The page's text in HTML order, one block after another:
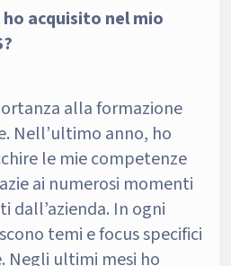
acquisito nel mio
alla formazione
Nell’ultimo anno, ho
le mie competenze
ai numerosi momenti
dall’azienda. In ogni
temi e focus specifici
Negli ultimi mesi ho